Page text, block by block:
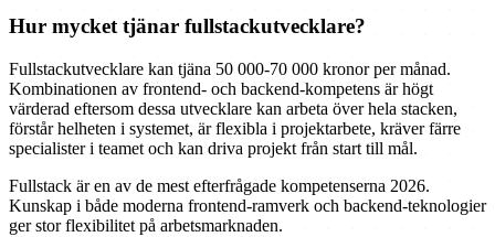
Hur mycket tjänar fullstackutvecklare?
Fullstackutvecklare kan tjäna 50 000-70 000 kronor per månad.
Kombinationen av frontend- och backend-kompetens är högt
värderad eftersom dessa utvecklare kan arbeta över hela stacken,
förstår helheten i systemet, är flexibla i projektarbete, kräver färre
specialister i teamet och kan driva projekt från start till mål.
Fullstack är en av de mest efterfrågade kompetenserna 2026.
Kunskap i både moderna frontend-ramverk och backend-teknologier
ger stor flexibilitet på arbetsmarknaden.